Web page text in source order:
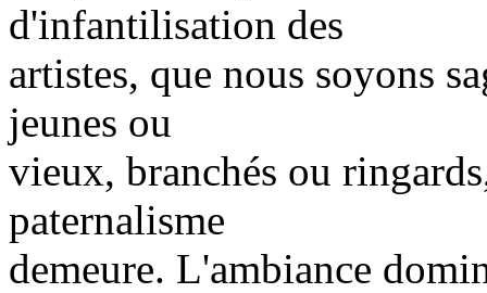
d'infantilisation des
artistes, que nous soyons
jeunes ou
vieux, branchés ou
paternalisme
demeure. L'ambiance